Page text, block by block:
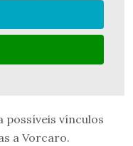
possíveis vínculos
a Vorcaro.